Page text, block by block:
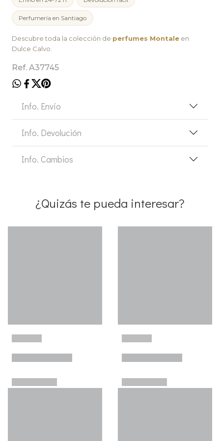
Perfumería en Santiago
Descubre toda la colección de perfumes Montale en
Dulce Calvo.
Ref. A37745
Info. Envío
Info. Devolución
Info. Cambios
¿Quizás te pueda interesar?